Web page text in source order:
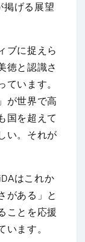
掲げる展望
ブに捉えら
徳と認識さ
ています。
が世界で高
国を超えて
い。それが
はこれか
がある」と
ことを応援
います。